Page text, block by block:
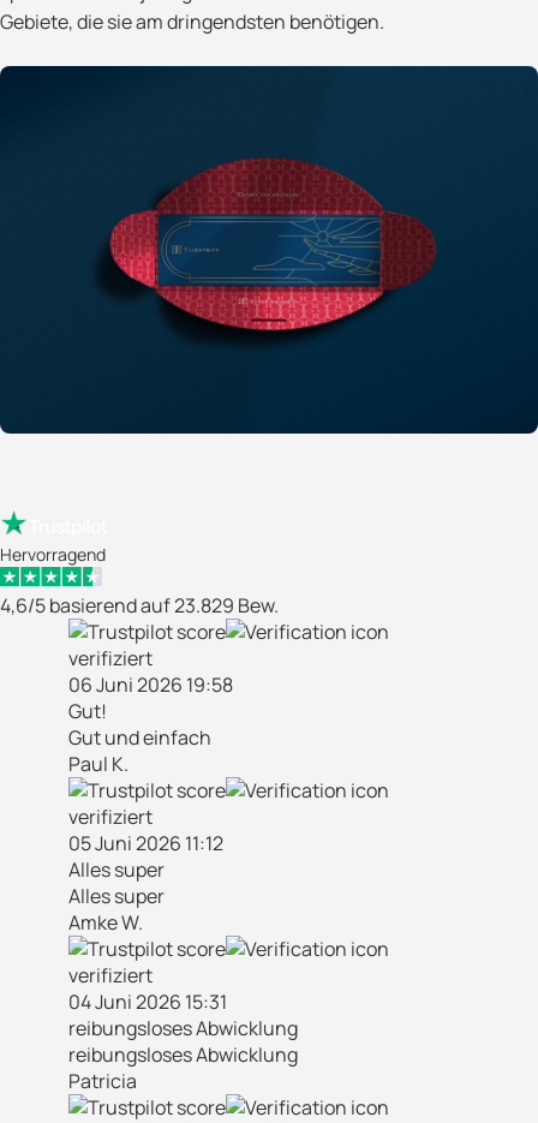
Gebiete, die sie am dringendsten benötigen.
Hervorragend
4,6/5 basierend auf 23.829 Bew.
verifiziert
06 Juni 2026 19:58
Gut!
Gut und einfach
Paul K.
verifiziert
05 Juni 2026 11:12
Alles super
Alles super
Amke W.
verifiziert
04 Juni 2026 15:31
reibungsloses Abwicklung
reibungsloses Abwicklung
Patricia